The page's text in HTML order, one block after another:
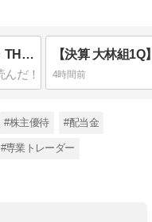
PF主力コア7銘柄 双日・神戸製鋼・THKなど｜決算と業績から考える「買い下がり」の価格ゲート
4時間前
#株主優待 #配当金
#専業トレーダー